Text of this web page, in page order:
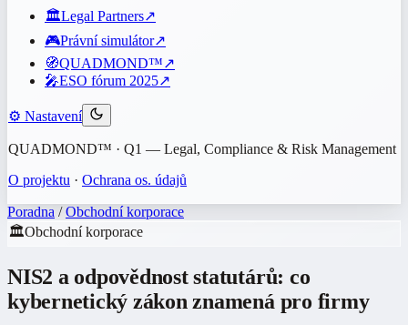
🏛️Legal Partners↗
🎮Právní simulátor↗
🧭QUADMOND™↗
🎤ESO fórum 2025↗
⚙️ Nastavení
QUADMOND™ · Q1 — Legal, Compliance & Risk Management
O projektu · Ochrana os. údajů
Poradna / Obchodní korporace
🏛️Obchodní korporace
NIS2 a odpovědnost statutárů: co
kybernetický zákon znamená pro firmy